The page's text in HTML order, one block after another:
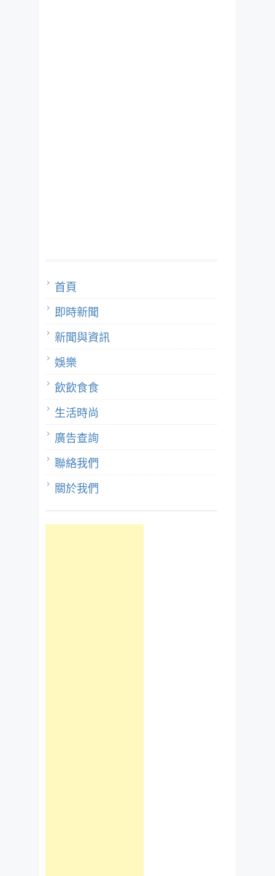
首頁
即時新聞
新聞與資訊
娛樂
飲飲食食
生活時尚
廣告查詢
聯絡我們
關於我們